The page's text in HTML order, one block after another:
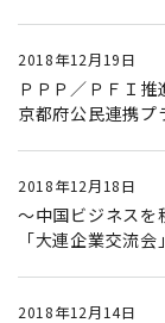
2018年12月19日
ＰＰＰ／ＰＦＩ推
京都府公民連携プ
2018年12月18日
～中国ビジネスを
「大連企業交流会
2018年12月14日